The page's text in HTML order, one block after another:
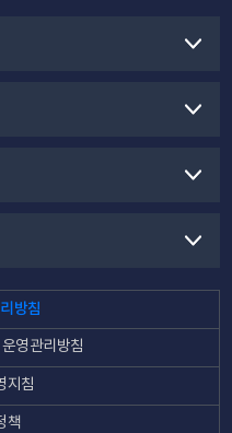
방침
영관리방침
지침
책